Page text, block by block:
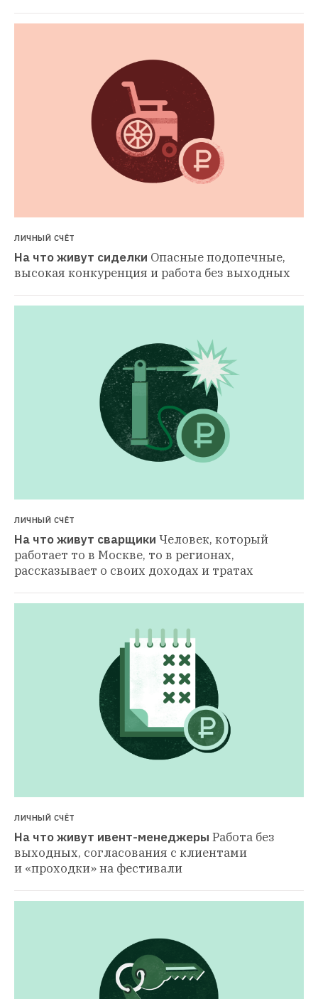
ЛИЧНЫЙ СЧЁТ
На что живут сиделки Опасные подопечные,
высокая конкуренция и работа без выходных
ЛИЧНЫЙ СЧЁТ
На что живут сварщики Человек, который
работает то в Москве, то в регионах,
рассказывает о своих доходах и тратах
ЛИЧНЫЙ СЧЁТ
На что живут ивент-менеджеры Работа без
выходных, согласования с клиентами
и «проходки» на фестивали